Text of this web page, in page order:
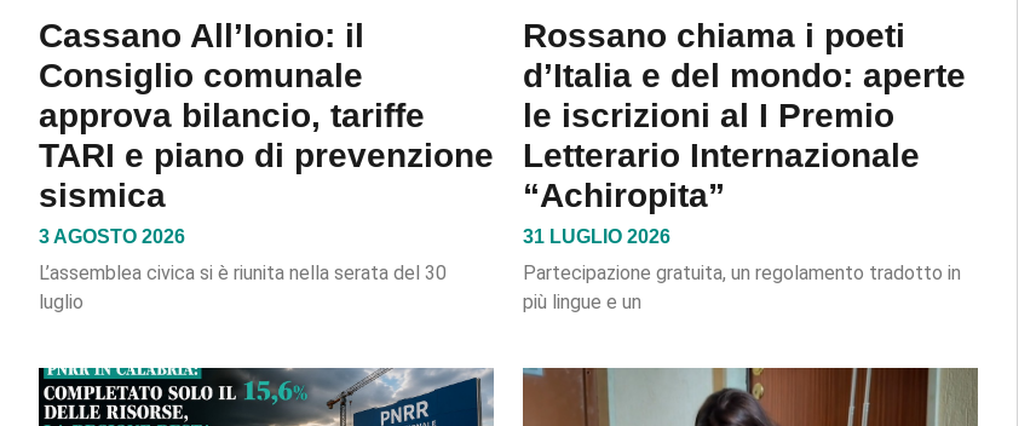
Cassano All’Ionio: il
Consiglio comunale
approva bilancio, tariffe
TARI e piano di prevenzione
sismica
3 AGOSTO 2026
L’assemblea civica si è riunita nella serata del 30
luglio
Rossano chiama i poeti
d’Italia e del mondo: aperte
le iscrizioni al I Premio
Letterario Internazionale
“Achiropita”
31 LUGLIO 2026
Partecipazione gratuita, un regolamento tradotto in
più lingue e un